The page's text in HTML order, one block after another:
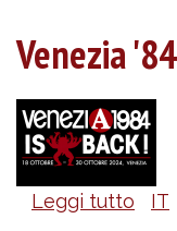
Venezia
Leggi tutto suIT